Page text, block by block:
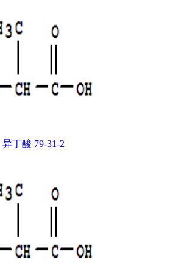
异丁酸 79-31-2